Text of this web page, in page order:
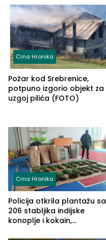
Crna Hronika
Požar kod Srebrenice,
potpuno izgorio objekt za
uzgoj pilića (FOTO)
Crna Hronika
Policija otkrila plantažu sa
206 stabljika indijske
konoplje i kokain,